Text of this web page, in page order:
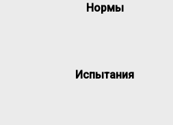
Нормы
Испытания